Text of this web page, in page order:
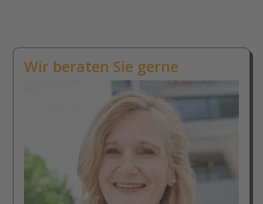
Wir beraten Sie gerne